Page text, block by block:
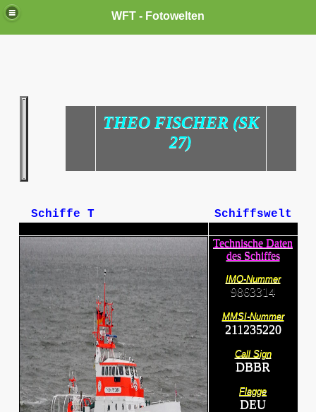
WFT - Fotowelten
THEO FISCHER (SK
27)
Schiffe T Schiffswelt
Technische Daten
des Schiffes
IMO-Nummer
9863314
MMSI-Nummer
211235220
Call Sign
DBBR
Flagge
DEU